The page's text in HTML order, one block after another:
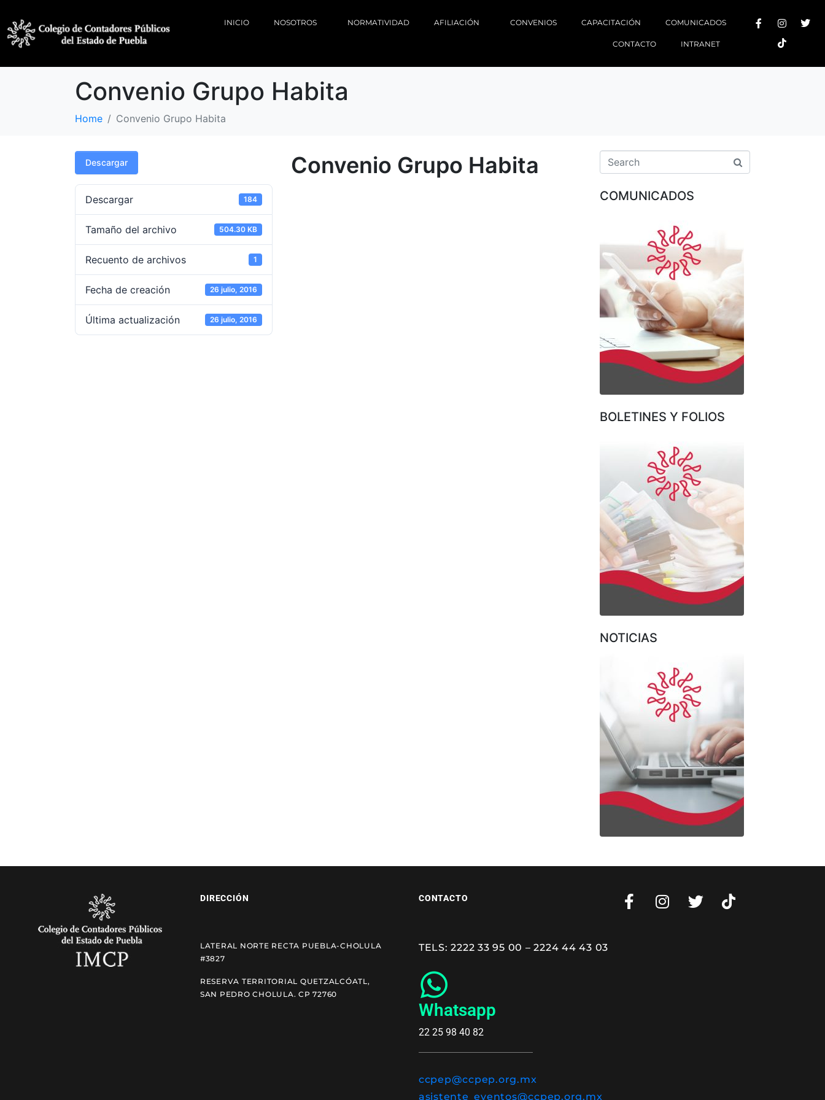
INICIO NOSOTROS NORMATIVIDAD AFILIACIÓN CONVENIOS CAPACITACIÓN COMUNICADOS
CONTACTO INTRANET
Convenio Grupo Habita
Home Convenio Grupo Habita
Descargar
Descargar 184
Tamaño del archivo 504.30 KB
Recuento de archivos 1
Fecha de creación 26 julio, 2016
Última actualización 26 julio, 2016
Convenio Grupo Habita
COMUNICADOS
BOLETINES Y FOLIOS
NOTICIAS
DIRECCIÓN
LATERAL NORTE RECTA PUEBLA-CHOLULA
#3827
RESERVA TERRITORIAL QUETZALCÓATL,
SAN PEDRO CHOLULA. CP 72760
CONTACTO
TELS: 2222 33 95 00 – 2224 44 43 03
Whatsapp
22 25 98 40 82
ccpep@ccpep.org.mx
asistente_eventos@ccpep.org.mx